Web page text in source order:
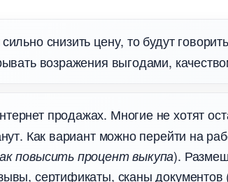
снизить цену, то будут
возражения выгодами,
продажах. Многие не хотят
Как вариант можно перейти на
повысить процент выкупа).
сертификаты, сканы документов